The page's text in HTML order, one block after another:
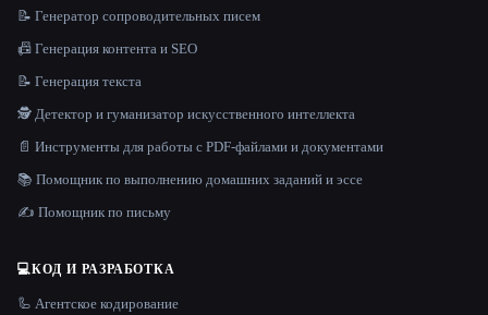
📝 Генератор сопроводительных писем
📠 Генерация контента и SEO
📝 Генерация текста
🕵️ Детектор и гуманизатор искусственного интеллекта
📄 Инструменты для работы с PDF-файлами и документами
📚 Помощник по выполнению домашних заданий и эссе
✍️ Помощник по письму
💻КОД И РАЗРАБОТКА
🦾 Агентское кодирование